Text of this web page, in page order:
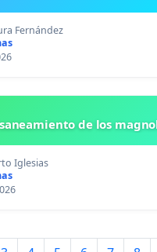
Fernández
de los
Iglesias